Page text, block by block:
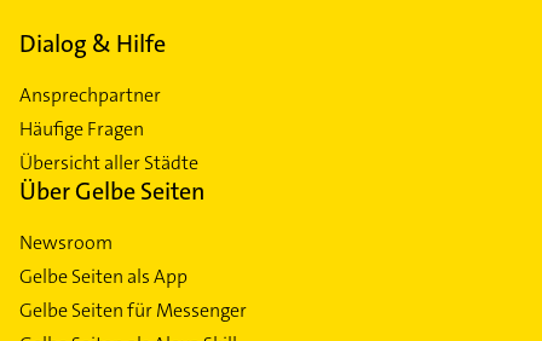
Dialog & Hilfe
Ansprechpartner
Häufige Fragen
Übersicht aller Städte
Über Gelbe Seiten
Newsroom
Gelbe Seiten als App
Gelbe Seiten für Messenger